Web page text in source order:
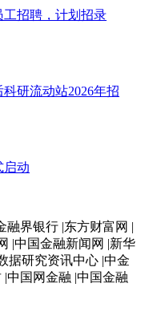
工招聘，计划招录
研流动站2026年招
启动
融界银行 |东方财富网 |
|中国金融新闻网 |新华
据研究资讯中心 |中金
中国网金融 |中国金融